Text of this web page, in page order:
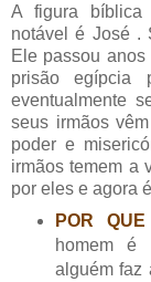
A figura bíblica
notável é José .
Ele passou
prisão egípcia
eventualmente
seus irmãos
poder e
irmãos temem a
por eles e agora
POR
homem é
alguém faz